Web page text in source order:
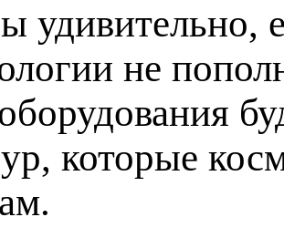
удивительно,
не
которые